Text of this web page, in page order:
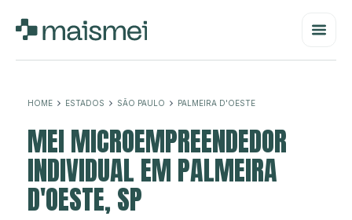
HOME ESTADOS SÃO PAULO PALMEIRA D'OESTE
MEI MICROEMPREENDEDOR
INDIVIDUAL EM PALMEIRA
D'OESTE, SP